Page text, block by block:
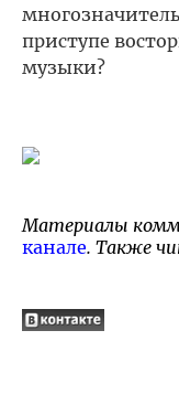
приступе
музыки?
Материалы
канале. Также